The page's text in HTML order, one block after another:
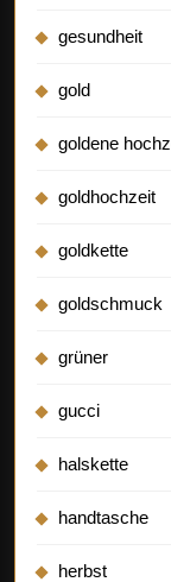
gesundheit
gold
goldene
goldhochzeit
goldkette
goldschmuck
grüner
gucci
halskette
handtasche
herbst